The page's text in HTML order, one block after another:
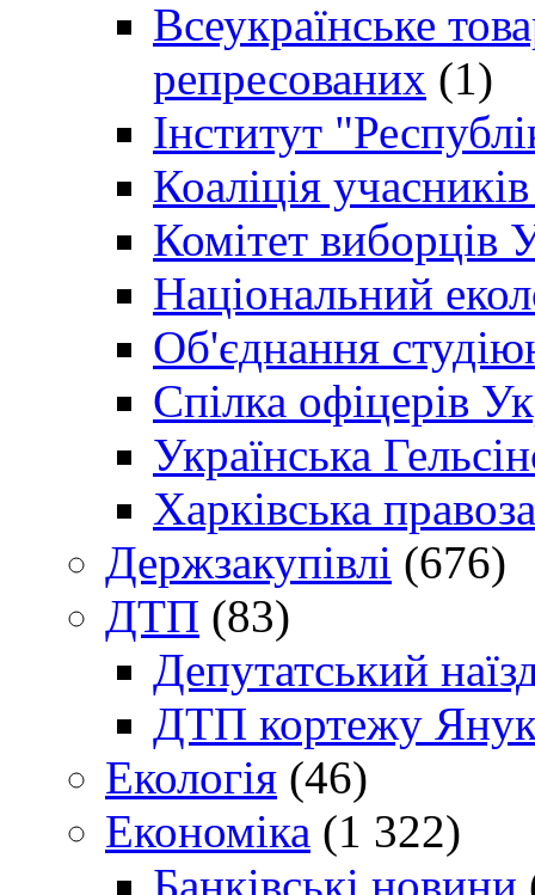
Всеукраїнське
репресованих (1)
Інститут
Коаліція
Комітет виборців
Національний
Об'єднання
Спілка офіцерів
Українська
Харківська
Держзакупівлі (676)
ДТП (83)
Депутатський
ДТП кортежу
Екологія (46)
Економіка (1 322)
Банківські новини